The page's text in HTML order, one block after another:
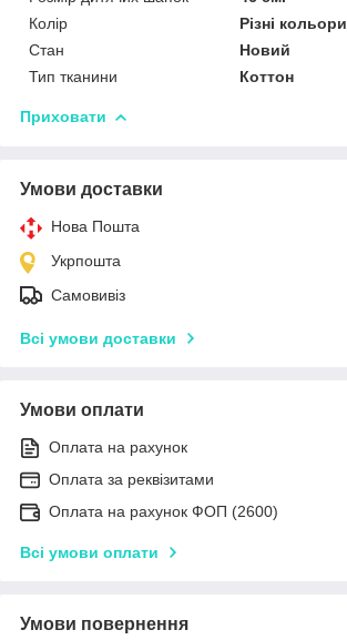
Колір
Різні кольори
Стан
Новий
Тип тканини
Коттон
Приховати
Умови доставки
Нова Пошта
Укрпошта
Самовивіз
Всі умови доставки
Умови оплати
Оплата на рахунок
Оплата за реквізитами
Оплата на рахунок ФОП (2600)
Всі умови оплати
Умови повернення